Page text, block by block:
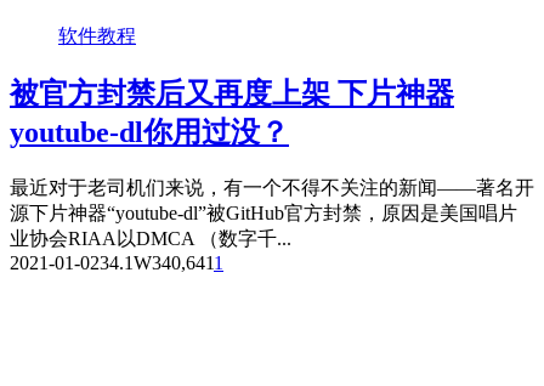
软件教程
被官方封禁后又再度上架 下片神器
youtube-dl你用过没？
最近对于老司机们来说，有一个不得不关注的新闻——著名开
源下片神器“youtube-dl”被GitHub官方封禁，原因是美国唱片
业协会RIAA以DMCA （数字千...
2021-01-0234.1W340,6411